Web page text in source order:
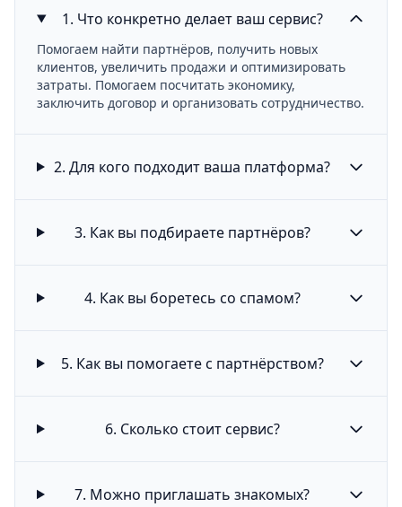
1. Что конкретно делает ваш сервис?
Помогаем найти партнёров, получить новых
клиентов, увеличить продажи и оптимизировать
затраты. Помогаем посчитать экономику,
заключить договор и организовать сотрудничество.
2. Для кого подходит ваша платформа?
3. Как вы подбираете партнёров?
4. Как вы боретесь со спамом?
5. Как вы помогаете с партнёрством?
6. Сколько стоит сервис?
7. Можно приглашать знакомых?